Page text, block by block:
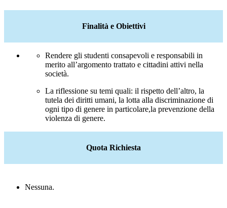
Finalità e Obiettivi
Rendere gli studenti consapevoli e responsabili in
merito all’argomento trattato e cittadini attivi nella
società.
La riflessione su temi quali: il rispetto dell’altro, la
tutela dei diritti umani, la lotta alla discriminazione di
ogni tipo di genere in particolare,la prevenzione della
violenza di genere.
Quota Richiesta
Nessuna.